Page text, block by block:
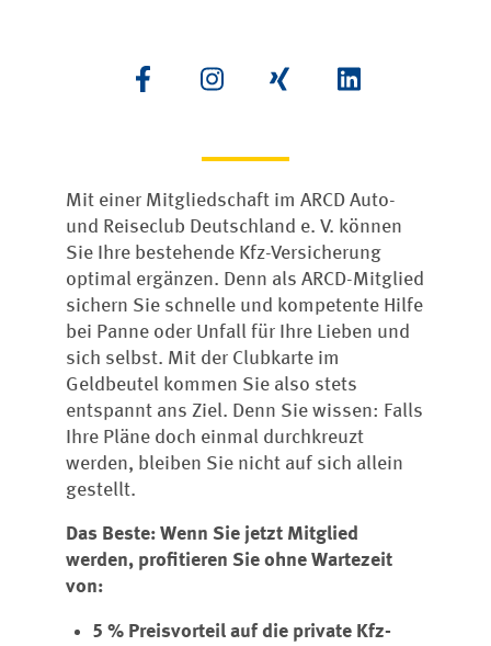
Mit einer Mitgliedschaft im ARCD Auto-
und Reiseclub Deutschland e. V. können
Sie Ihre bestehende Kfz-Versicherung
optimal ergänzen. Denn als ARCD-Mitglied
sichern Sie schnelle und kompetente Hilfe
bei Panne oder Unfall für Ihre Lieben und
sich selbst. Mit der Clubkarte im
Geldbeutel kommen Sie also stets
entspannt ans Ziel. Denn Sie wissen: Falls
Ihre Pläne doch einmal durchkreuzt
werden, bleiben Sie nicht auf sich allein
gestellt.
Das Beste: Wenn Sie jetzt Mitglied
werden, profitieren Sie ohne Wartezeit
von:
5 % Preisvorteil auf die private Kfz-